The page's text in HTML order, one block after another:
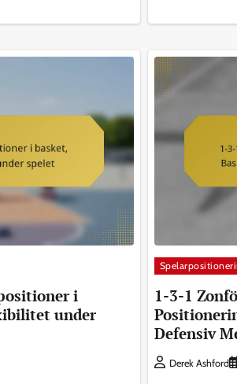
i
under
1-3-1
Defensiv
Derek Ashford